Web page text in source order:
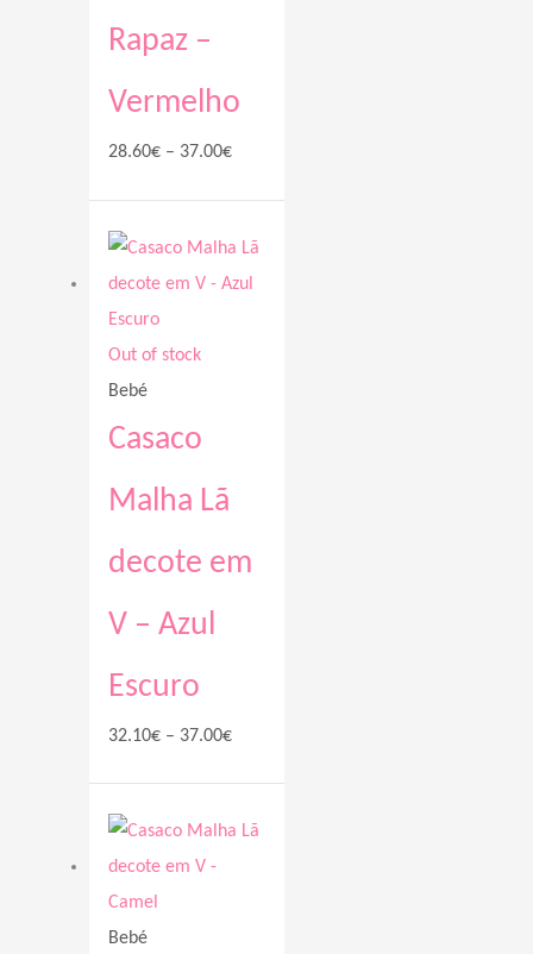
Rapaz –
Vermelho
28.60€ – 37.00€
Out of stock
Bebé
Casaco
Malha Lã
decote em
V – Azul
Escuro
32.10€ – 37.00€
range:
32.10€
Bebé
range: